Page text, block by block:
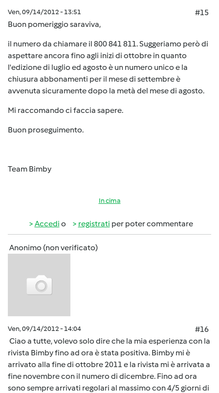
Ven, 09/14/2012 - 13:51
#15
Buon pomeriggio saraviva,
il numero da chiamare il 800 841 811. Suggeriamo però di
aspettare ancora fino agli inizi di ottobre in quanto
l'edizione di luglio ed agosto è un numero unico e la
chiusura abbonamenti per il mese di settembre è
avvenuta sicuramente dopo la metà del mese di agosto.
Mi raccomando ci faccia sapere.
Buon proseguimento.
Team Bimby
In cima
Accedi o registrati per poter commentare
Anonimo (non verificato)
Ven, 09/14/2012 - 14:04
#16
Ciao a tutte, volevo solo dire che la mia esperienza con la
rivista Bimby fino ad ora è stata positiva. Bimby mi è
arrivato alla fine di ottobre 2011 e la rivista mi è arrivata a
fine novembre con il numero di dicembre. Fino ad ora
sono sempre arrivati regolari al massimo con 4/5 giorni di